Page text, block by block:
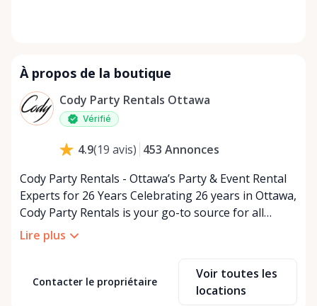
À propos de la boutique
Cody Party Rentals Ottawa
Vérifié
4.9(19 avis) 453 Annonces
Cody Party Rentals - Ottawa’s Party & Event Rental
Experts for 26 Years Celebrating 26 years in Ottawa,
Cody Party Rentals is your go-to source for all
things party and event rentals. We’re proud to be a
partner of Rent Anything, expanding our offerings
At Cody Party Rentals, we believe in the power of
sharing—giving others the chance to rent out their
Lire plus
Contacter le propriétaire
Voir toutes les
locations